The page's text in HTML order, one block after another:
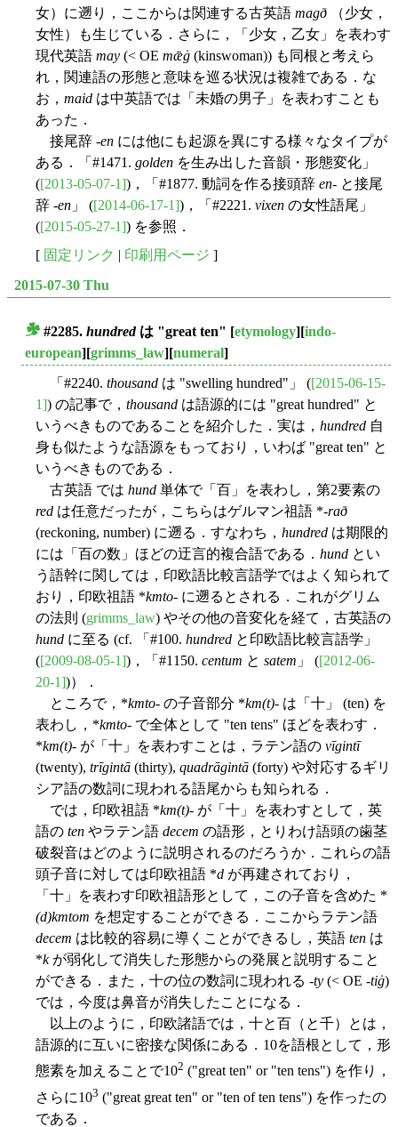
女）に遡り，ここからは関連する古英語 magð （少女，
女性）も生じている．さらに，「少女，乙女」を表わす
現代英語 may (< OE mǣġ (kinswoman)) も同根と考えら
れ，関連語の形態と意味を巡る状況は複雑である．な
お， maid は中英語では「未婚の男子」を表わすことも
あった．
接尾辞 -en には他にも起源を異にする様々なタイプが
ある．「#1471. golden を生み出した音韻・形態変化」
([2013-05-07-1])，「#1877. 動詞を作る接頭辞 en- と接尾
辞 -en 」 ([2014-06-17-1])，「#2221. vixen の女性語尾」
([2015-05-27-1]) を参照．
[ 固定リンク | 印刷用ページ ]
2015-07-30 Thu
#2285. hundredは "great ten" [etymology][indo-
european][grimms_law][numeral]
「#2240. thousand は "swelling hundred"」 ([2015-06-15-
1]) の記事で， thousand は語源的には "great hundred" と
いうべきものであることを紹介した．実は， hundred 自
身も似たような語源をもっており，いわば "great ten" と
いうべきものである．
古英語 では hund 単体で「百」を表わし，第2要素の
red は任意だったが，こちらはゲルマン祖語 *-rað
(reckoning, number) に遡る．すなわち， hundred は期限的
には「百の数」ほどの迂言的複合語である． hund とい
う語幹に関しては，印欧語比較言語学ではよく知られて
おり，印欧祖語 *kmto- に遡るとされる．これがグリム
の法則 (grimms_law) やその他の音変化を経て，古英語の
hund に至る (cf. 「#100. hundred と印欧語比較言語学」
([2009-08-05-1])，「#1150. centum と satem 」 ([2012-06-
20-1])）．
ところで，*kmto- の子音部分 *km(t)- は「十」 (ten) を
表わし，*kmto- で全体として "ten tens" ほどを表わす．
*km(t)- が「十」を表わすことは，ラテン語の vīgintī
(twenty), trīgintā (thirty), quadrāgintā (forty) や対応するギリ
シア語の数詞に現われる語尾からも知られる．
では，印欧祖語 *km(t)- が「十」を表わすとして，英
語の ten やラテン語 decem の語形，とりわけ語頭の歯茎
破裂音はどのように説明されるのだろうか．これらの語
頭子音に対しては印欧祖語 *d が再建されており，
「十」を表わす印欧祖語形として，この子音を含めた *
(d)kmtom を想定することができる．ここからラテン語
decem は比較的容易に導くことができるし，英語 ten は
*kが弱化して消失した形態からの発展と説明すること
ができる．また，十の位の数詞に現われる -ty (< OE -tiġ)
では，今度は鼻音が消失したことになる．
以上のように，印欧諸語では，十と百（と千）とは，
語源的に互いに密接な関係にある．10を語根として，形
態素を加えることで102 ("great ten" or "ten tens") を作り，
さらに103 ("great great ten" or "ten of ten tens") を作ったの
である．